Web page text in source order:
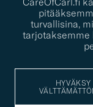
turvallisina,
tarjotaksemme
HYVÄKSY
Kaipaatko apua
mielellämme!
© Care of Carl